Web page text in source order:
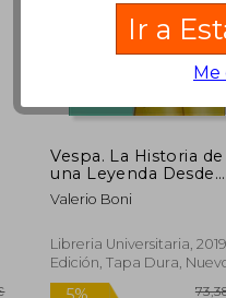
Vespa. La Historia de
una Leyenda Desde
sus Origenes Hasta
hoy
Valerio Boni
Libreria Universitaria,
Edición, Tapa Dura,
Ir a